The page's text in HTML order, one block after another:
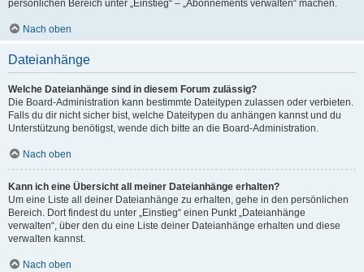
persönlichen Bereich unter „Einstieg“ – „Abonnements verwalten“ machen.
Nach oben
Dateianhänge
Welche Dateianhänge sind in diesem Forum zulässig?
Die Board-Administration kann bestimmte Dateitypen zulassen oder verbieten.
Falls du dir nicht sicher bist, welche Dateitypen du anhängen kannst und du
Unterstützung benötigst, wende dich bitte an die Board-Administration.
Nach oben
Kann ich eine Übersicht all meiner Dateianhänge erhalten?
Um eine Liste all deiner Dateianhänge zu erhalten, gehe in den persönlichen
Bereich. Dort findest du unter „Einstieg“ einen Punkt „Dateianhänge
verwalten“, über den du eine Liste deiner Dateianhänge erhalten und diese
verwalten kannst.
Nach oben